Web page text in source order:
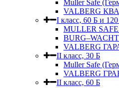
Muller Safe
VALBERG
I класс, 60 Б и
MULLER SAFE
VALBERG
II класс, 30 Б
Muller Safe
VALBERG
II класс, 60 Б